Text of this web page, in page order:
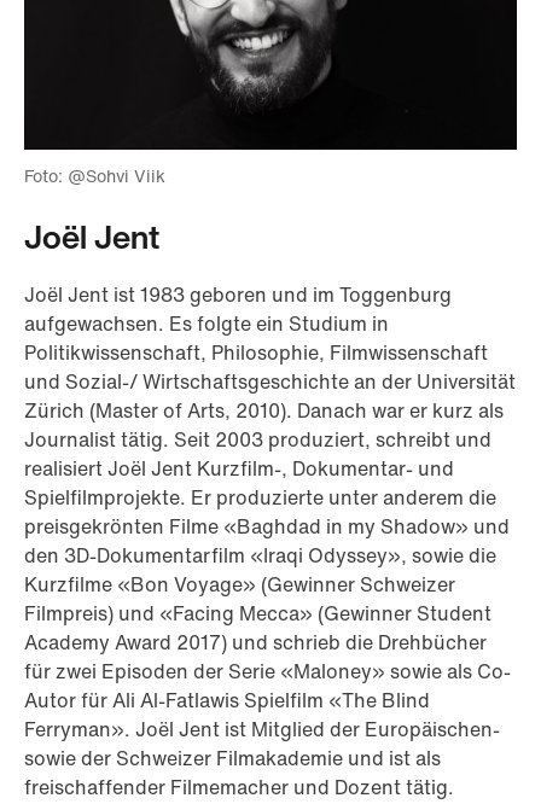
Foto: @Sohvi Viik
Joël Jent
Joël Jent ist 1983 geboren und im Toggenburg
aufgewachsen. Es folgte ein Studium in
Politikwissenschaft, Philosophie, Filmwissenschaft
und Sozial-/ Wirtschaftsgeschichte an der Universität
Zürich (Master of Arts, 2010). Danach war er kurz als
Journalist tätig. Seit 2003 produziert, schreibt und
realisiert Joël Jent Kurzfilm-, Dokumentar- und
Spielfilmprojekte. Er produzierte unter anderem die
preisgekrönten Filme «Baghdad in my Shadow» und
den 3D-Dokumentarfilm «Iraqi Odyssey», sowie die
Kurzfilme «Bon Voyage» (Gewinner Schweizer
Filmpreis) und «Facing Mecca» (Gewinner Student
Academy Award 2017) und schrieb die Drehbücher
für zwei Episoden der Serie «Maloney» sowie als Co-
Autor für Ali Al-Fatlawis Spielfilm «The Blind
Ferryman». Joël Jent ist Mitglied der Europäischen-
sowie der Schweizer Filmakademie und ist als
freischaffender Filmemacher und Dozent tätig.